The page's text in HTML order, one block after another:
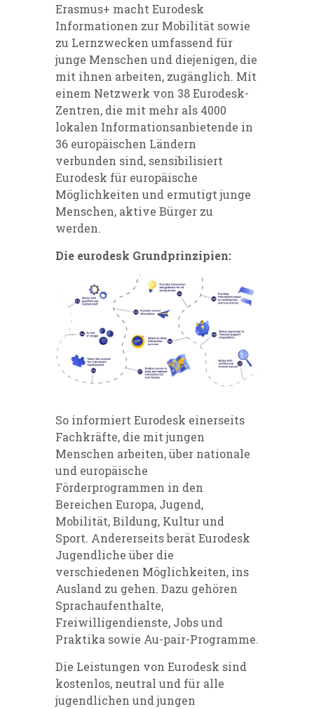
Erasmus+ macht Eurodesk
Informationen zur Mobilität sowie
zu Lernzwecken umfassend für
junge Menschen und diejenigen, die
mit ihnen arbeiten, zugänglich. Mit
einem Netzwerk von 38 Eurodesk-
Zentren, die mit mehr als 4000
lokalen Informationsanbietende in
36 europäischen Ländern
verbunden sind, sensibilisiert
Eurodesk für europäische
Möglichkeiten und ermutigt junge
Menschen, aktive Bürger zu
werden.
Die eurodesk Grundprinzipien:
So informiert Eurodesk einerseits
Fachkräfte, die mit jungen
Menschen arbeiten, über nationale
und europäische
Förderprogrammen in den
Bereichen Europa, Jugend,
Mobilität, Bildung, Kultur und
Sport. Andererseits berät Eurodesk
Jugendliche über die
verschiedenen Möglichkeiten, ins
Ausland zu gehen. Dazu gehören
Sprachaufenthalte,
Freiwilligendienste, Jobs und
Praktika sowie Au-pair-Programme.
Die Leistungen von Eurodesk sind
kostenlos, neutral und für alle
jugendlichen und jungen